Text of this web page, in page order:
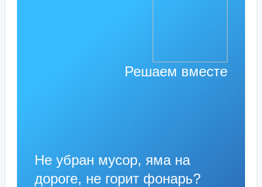
Решаем вместе
Не убран мусор, яма на
дороге, не горит фонарь?